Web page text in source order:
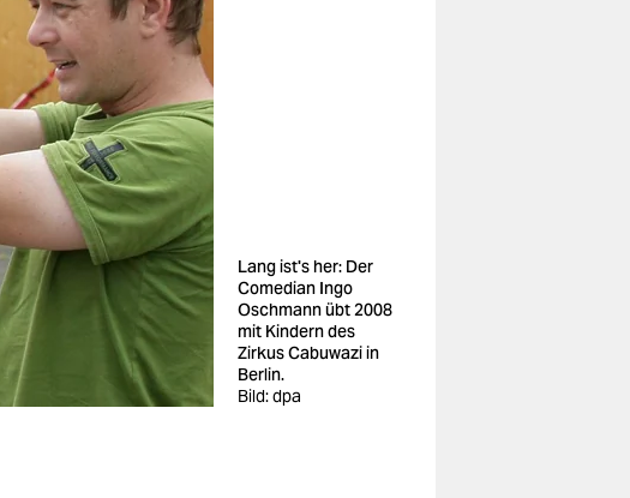
Lang ist's her: Der
Comedian Ingo
Oschmann übt 2008
mit Kindern des
Zirkus Cabuwazi in
Berlin.
Bild: dpa